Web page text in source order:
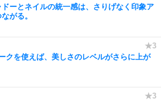
ドーとネイルの統一感は、さりげなく印象ア
がる。
クを使えば、美しさのレベルがさらに上が